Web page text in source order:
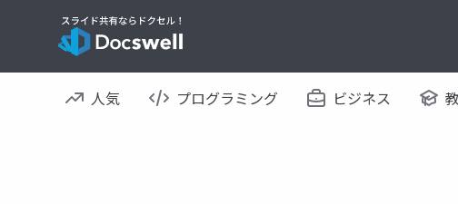
人気 プログラミング ビジネス